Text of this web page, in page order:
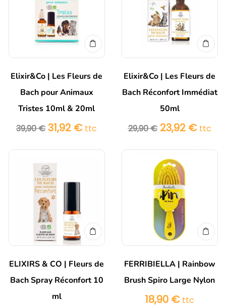
Elixir&Co | Les Fleurs de
Bach pour Animaux
Tristes 10ml & 20ml
39,90€ 31,92 € ttc
Elixir&Co | Les Fleurs de
Bach Réconfort Immédiat
50ml
29,90€ 23,92 € ttc
ELIXIRS & CO | Fleurs de
Bach Spray Réconfort 10
ml
FERRIBIELLA | Rainbow
Brush Spiro Large Nylon
18,90 € ttc